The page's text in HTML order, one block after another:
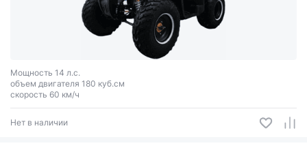
Мощность 14 л.с.
объем двигателя 180 куб.см
скорость 60 км/ч
Нет в наличии